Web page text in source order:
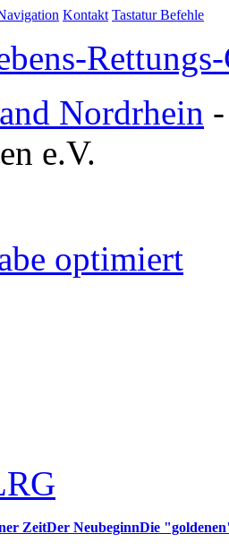
Kontakt Tastatur Befehle
Nordrhein
e.V.
optimiert
ZeitDer NeubeginnDie